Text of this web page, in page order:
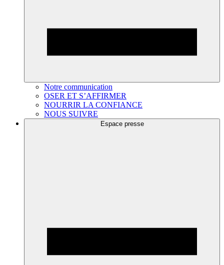
Notre communication
OSER ET S’AFFIRMER
NOURRIR LA CONFIANCE
NOUS SUIVRE
Espace presse